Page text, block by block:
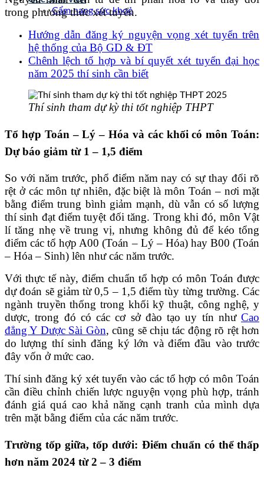
Cẩm nang sức khoẻ
trong phương thức xét tuyển.
Hướng dẫn đăng ký nguyện vọng xét tuyển trên
hệ thống của Bộ GD & ĐT
Chênh lệch tổ hợp và bí quyết xét tuyển đại học
năm 2025 thí sinh cần biết
Thí sinh tham dự kỳ thi tốt nghiệp THPT
Tổ hợp Toán – Lý – Hóa và các khối có môn Toán:
Dự báo giảm từ 1 – 1,5 điểm
So với năm trước, phổ điểm năm nay có sự thay đổi rõ
rệt ở các môn tự nhiên, đặc biệt là môn Toán – nơi mặt
bằng điểm trung bình giảm mạnh, dù vẫn có số lượng
thí sinh đạt điểm tuyệt đối tăng. Trong khi đó, môn Vật
lí tăng nhẹ về trung vị, nhưng không đủ để kéo tổng
điểm các tổ hợp A00 (Toán – Lý – Hóa) hay B00 (Toán
– Hóa – Sinh) lên như các năm trước.
Với thực tế này, điểm chuẩn tổ hợp có môn Toán được
dự đoán sẽ giảm từ 0,5 – 1,5 điểm tùy từng trường. Các
ngành truyền thống trong khối kỹ thuật, công nghệ, y
dược, trong đó có các cơ sở đào tạo uy tín như Cao
đẳng Y Dược Sài Gòn, cũng sẽ chịu tác động rõ rệt hơn
do lượng thí sinh đăng ký lớn và điểm đầu vào trước
đây vốn ở mức cao.
Thí sinh đăng ký xét tuyển vào các tổ hợp có môn Toán
cần điều chỉnh chiến lược nguyện vọng phù hợp, tránh
đánh giá quá cao khả năng cạnh tranh của mình dựa
trên mặt bằng điểm của các năm trước.
Trường tốp giữa, tốp dưới: Điểm chuẩn có thể thấp
hơn năm 2024 từ 2 – 3 điểm